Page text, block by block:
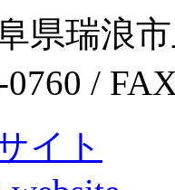
県瑞浪
/
イト